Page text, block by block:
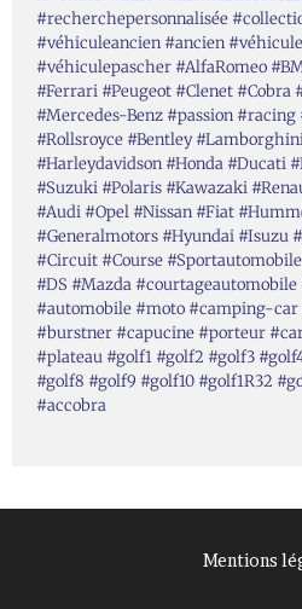
#recherchepersonnalisée
#véhiculeancien #ancien
#véhiculepascher #AlfaRomeo
#Ferrari #Peugeot #Clenet #Cobra
#Mercedes-Benz #passion #racing
#Rollsroyce #Bentley
#Harleydavidson #Honda #Ducati
#Suzuki #Polaris #Kawazaki
#Audi #Opel #Nissan #Fiat
#Generalmotors #Hyundai #Isuzu
#Circuit #Course
#DS #Mazda
#automobile #moto #camping-
#burstner #capucine #porteur
#plateau #golf1 #golf2 #golf3
#golf8 #golf9 #golf10 #golf1R32
#accobra
Mentions